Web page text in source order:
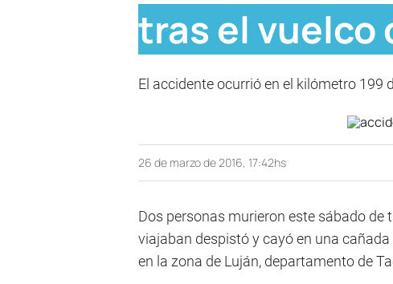
tras el vuelco
El accidente ocurrió en el kilómetro 199
26 de marzo de 2016, 17:42hs
Dos personas murieron este sábado
viajaban despistó y cayó en una
en la zona de Luján, departamento de